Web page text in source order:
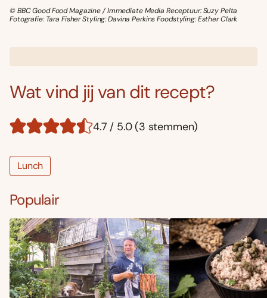
© BBC Good Food Magazine / Immediate Media Receptuur: Suzy Pelta
Fotografie: Tara Fisher Styling: Davina Perkins Foodstyling: Esther Clark
Wat vind jij van dit recept?
4.7 / 5.0 (3 stemmen)
Lunch
Populair